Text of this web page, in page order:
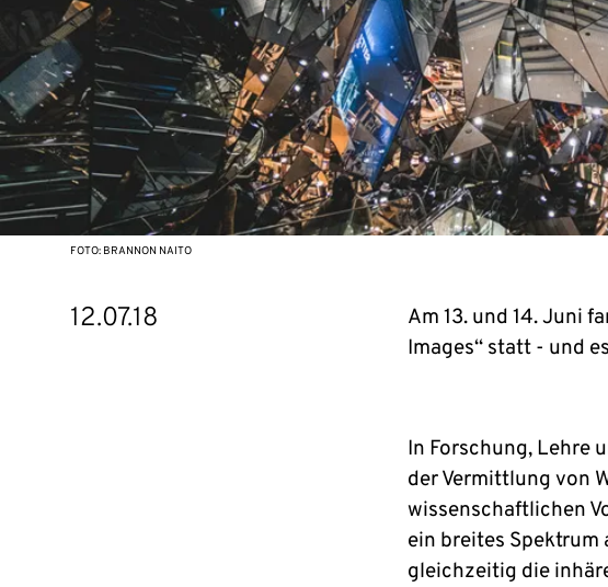
FOTO: BRANNON NAITO
12.07.18
Am 13. und 14. Juni
Images“ statt - und
In Forschung, Lehre
der Vermittlung von
wissenschaftlichen
ein breites
gleichzeitig die